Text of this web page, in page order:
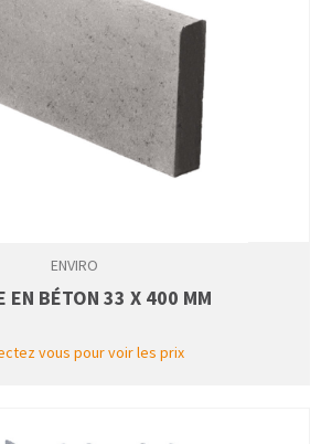
ENVIRO
EN BÉTON 33 X 400 MM
vous pour voir les prix